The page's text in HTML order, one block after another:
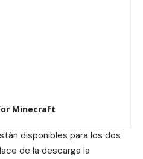
Minecraft
disponibles para los dos
de la descarga la